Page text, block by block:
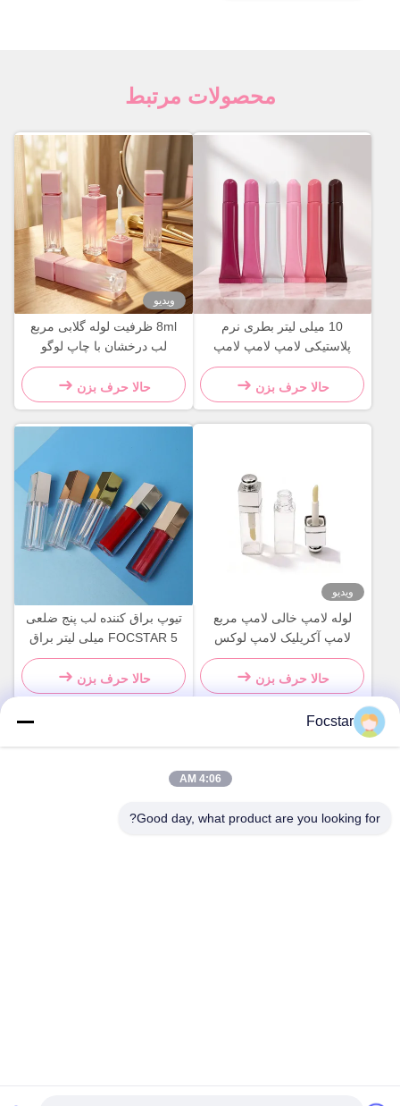
محصولات مرتبط
10 میلی لیتر بطری نرم
پلاستیکی لامپ لامپ لامپ
لامپ لامپ
حالا حرف بزن
ویدیو
8ml ظرفیت لوله گلابی مربع
لب درخشان با چاپ لوگو
سفارشی و سطح درخشان
حالا حرف بزن
ویدیو
لوله لامپ خالی لامپ مربع
لامپ آکریلیک لامپ لوکس
بسته بندی برچسب خصوصی
بسته بندی لوازم آرایشی
حالا حرف بزن
تیوپ براق کننده لب پنج ضلعی
FOCSTAR 5 میلی لیتر براق
کننده لب با چاپ سیلک اسکرین
حالا حرف بزن
آدرس
Focstar
4:06 AM
Good day, what product are you looking for?